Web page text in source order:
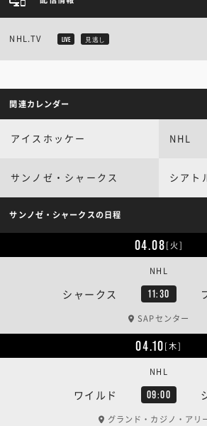
NHL.TV LIVE 見逃し
関連カレンダー
アイスホッケー NHL
サンノゼ・シャークス シアト
サンノゼ・シャークスの日程
04.08[火]
シャークス 11:30
NHL
SAPセンター
04.10[木]
ワイルド 09:00
NHL
グランド・カジノ・アリ